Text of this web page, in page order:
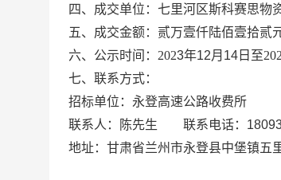
四、成交单位：七里河区斯科赛思物
五、成交金额： 贰万壹仟陆佰壹拾贰
六、公示时间： 2023年12月 14 日至202
七、联系方式：
招标单位：永登高速公路收费所
联系人：
陈先生 联系电话：
地址：甘肃省兰州市永登县中堡镇五